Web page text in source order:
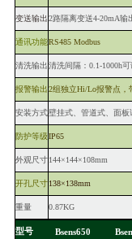
变送输出2路隔离变送4-20mA输
通讯功能RS485 Modbus
清洗输出清洗间隔：0.1-1000h
报警输出2组独立Hi/Lo报警点，
安装方式壁挂式、管道式、面板
防护等级IP65
外观尺寸144×144×108mm
开孔尺寸138×138mm
重量 0.87KG
型号 Bsens650